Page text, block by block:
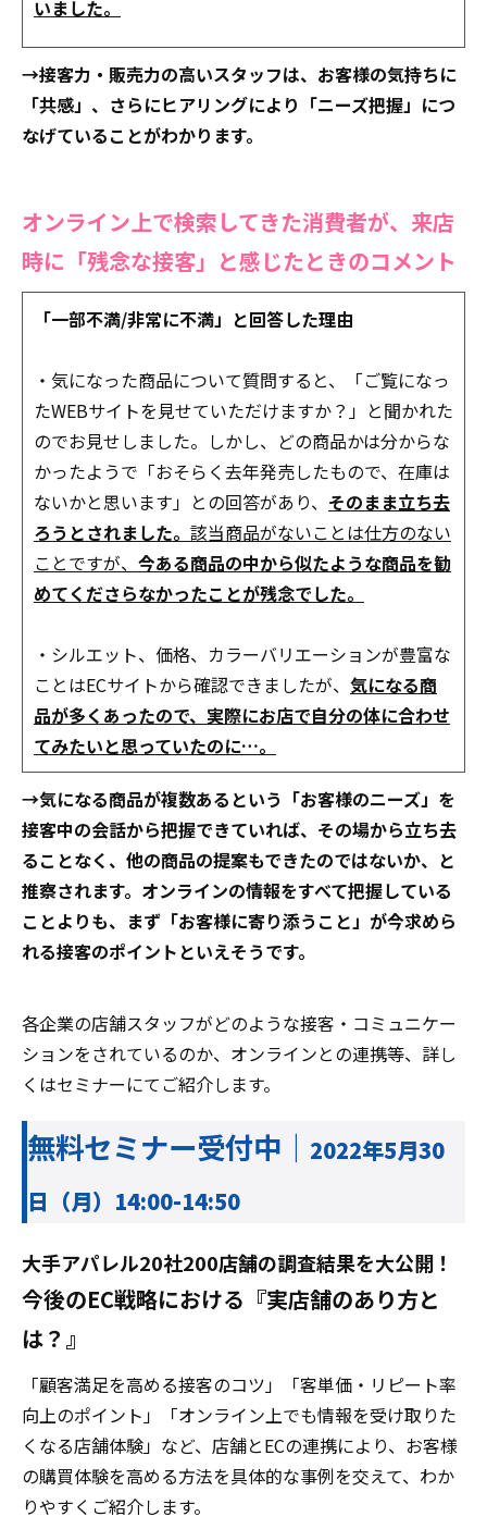
いました。
→接客力・販売力の高いスタッフは、お客様の気持ちに
「共感」、さらにヒアリングにより「ニーズ把握」につ
なげていることがわかります。
オンライン上で検索してきた消費者が、来店
時に「残念な接客」と感じたときのコメント
「一部不満/非常に不満」と回答した理由
・気になった商品について質問すると、「ご覧になっ
たWEBサイトを見せていただけますか？」と聞かれた
のでお見せしました。しかし、どの商品かは分からな
かったようで「おそらく去年発売したもので、在庫は
ないかと思います」との回答があり、 そのまま立ち去
ろうとされました。 該当商品がないことは仕方のない
ことですが、 今ある商品の中から似たような商品を勧
めてくださらなかったことが残念でした。
・シルエット、価格、カラーバリエーションが豊富な
ことはECサイトから確認できましたが、 気になる商
品が多くあったので、実際にお店で自分の体に合わせ
てみたいと思っていたのに…。
→気になる商品が複数あるという「お客様のニーズ」を
接客中の会話から把握できていれば、その場から立ち去
ることなく、他の商品の提案もできたのではないか、と
推察されます。オンラインの情報をすべて把握している
ことよりも、まず「お客様に寄り添うこと」が今求めら
れる接客のポイントといえそうです。
各企業の店舗スタッフがどのような接客・コミュニケー
ションをされているのか、オンラインとの連携等、詳し
くはセミナーにてご紹介します。
無料セミナー受付中｜ 2022年5月30
日（月）14:00-14:50
大手アパレル20社200店舗の調査結果を大公開！
今後のEC戦略における『実店舗のあり方と
は？』
「顧客満足を高める接客のコツ」「客単価・リピート率
向上のポイント」「オンライン上でも情報を受け取りた
くなる店舗体験」など、店舗とECの連携により、お客様
の購買体験を高める方法を具体的な事例を交えて、わか
りやすくご紹介します。